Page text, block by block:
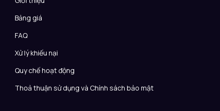
Bảng giá
FAQ
Xử lý khiếu nại
Quy chế hoạt động
Thoả thuận sử dụng và Chính sách bảo mật